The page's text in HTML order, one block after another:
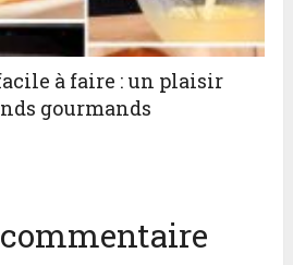
à faire : un plaisir
gourmands